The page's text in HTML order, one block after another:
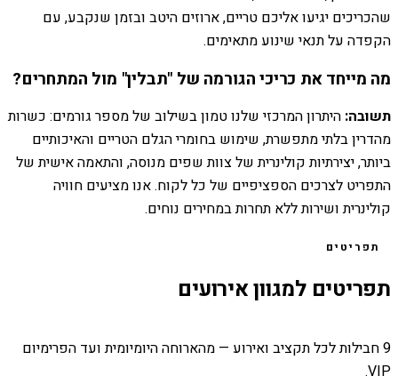
שהכריכים יגיעו אליכם טריים, ארוזים היטב ובזמן שנקבע, עם
הקפדה על תנאי שינוע מתאימים.
מה מייחד את כריכי הגורמה של "תבלין" מול המתחרים?
תשובה: היתרון המרכזי שלנו טמון בשילוב של מספר גורמים: כשרות
מהדרין בלתי מתפשרת, שימוש בחומרי הגלם הטריים והאיכותיים
ביותר, יצירתיות קולינרית של צוות שפים מנוסה, והתאמה אישית של
התפריט לצרכים הספציפיים של כל לקוח. אנו מציעים חוויה
קולינרית ושירות ללא תחרות במחירים נוחים.
תפריטים
תפריטים למגוון אירועים
9 חבילות לכל תקציב ואירוע — מהארוחה היומיומית ועד הפרימיום
VIP.